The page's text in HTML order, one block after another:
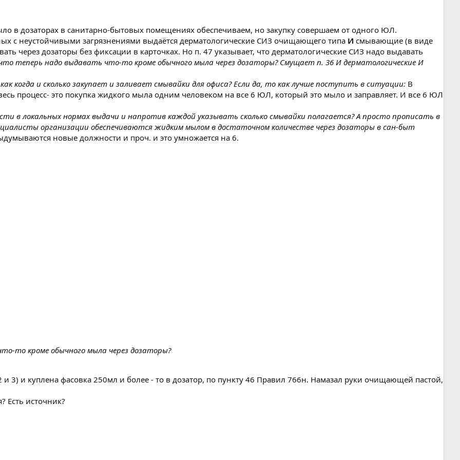
в дозаторах в санитарно-бытовых помещениях обеспечиваем, но закупку совершаем от одного ЮЛ.
с неустойчивыми загрязнениями выдаётся дерматологические СИЗ очищающего типа И смывающие (в виде
через дозаторы без фиксации в карточках. Но п. 47 указывает, что дерматологические СИЗ надо выдавать
теперь надо выдавать что-то кроме обычного мыла через дозаторы? Смущает п. 36 И дерматологические И
когда и сколько закупает и заливает смывайки для офиса? Если да, то как лучше поступить в ситуации: В
процесс- это покупка жидкого мыла одним человеком на все 6 ЮЛ, который это мыло и заправляет. И все 6 ЮЛ
в локальных нормах выдачи и напротив каждой указывать сколько смывайки полагается? А просто прописать в
организации обеспечиваются жидким мылом в достаточном количестве через дозаторы в сан-быт
новые должности и проч. и это умножается на 6.
то кроме обычного мыла через дозаторы?
и 3) и куплена фасовка 250мл и более - то в дозатор, по пункту 46 Правил 766н. Намазал руки очищающей пастой,
Есть источник?